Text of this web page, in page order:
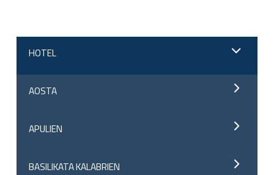
HOTEL
AOSTA
APULIEN
BASILIKATA KALABRIEN